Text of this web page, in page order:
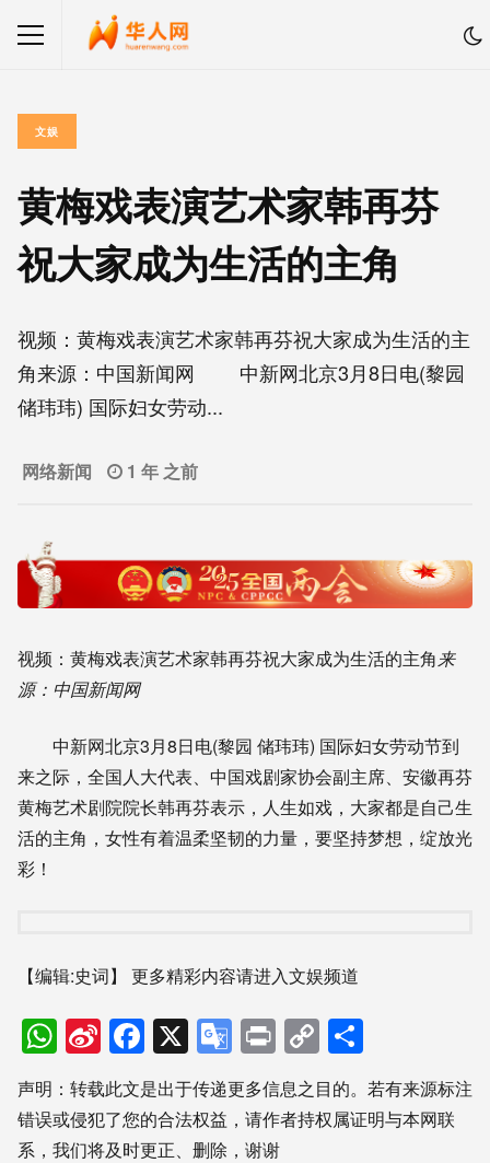
文娱
黄梅戏表演艺术家韩再芬
祝大家成为生活的主角
视频：黄梅戏表演艺术家韩再芬祝大家成为生活的主
角来源：中国新闻网 中新网北京3月8日电(黎园
储玮玮) 国际妇女劳动...
网络新闻 1 年 之前
视频：黄梅戏表演艺术家韩再芬祝大家成为生活的主角来
源：中国新闻网
中新网北京3月8日电(黎园 储玮玮) 国际妇女劳动节到
来之际，全国人大代表、中国戏剧家协会副主席、安徽再芬
黄梅艺术剧院院长韩再芬表示，人生如戏，大家都是自己生
活的主角，女性有着温柔坚韧的力量，要坚持梦想，绽放光
彩！
【编辑:史词】 更多精彩内容请进入文娱频道
WhatsApp
Sina
Weibo
Facebook
X Google
Translate
PrintCopy
Link享
声明：转载此文是出于传递更多信息之目的。若有来源标注
错误或侵犯了您的合法权益，请作者持权属证明与本网联
系，我们将及时更正、删除，谢谢